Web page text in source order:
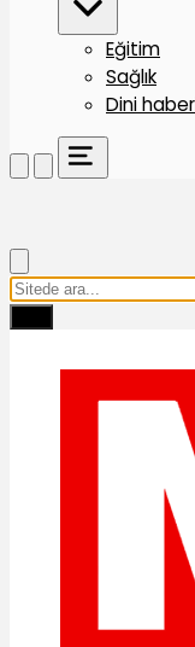
Eğitim
Sağlık
Dini